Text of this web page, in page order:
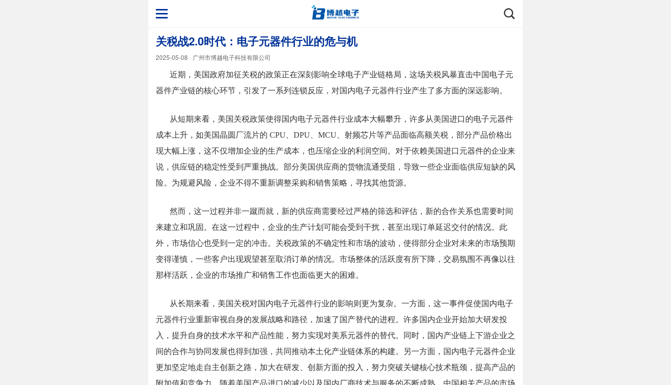
关税战2.0时代：电子元器件行业的危与机
2025-05-08 广州市博越电子科技有限公司
近期，美国政府加征关税的政策正在深刻影响全球电子产业链格局，这场关税风暴直击中国电子元
器件产业链的核心环节，引发了一系列连锁反应，对国内电子元器件行业产生了多方面的深远影响。
从短期来看，美国关税政策使得国内电子元器件行业成本大幅攀升，许多从美国进口的电子元器件
成本上升，如美国晶圆厂流片的 CPU、DPU、MCU、射频芯片等产品面临高额关税，部分产品价格出
现大幅上涨，这不仅增加企业的生产成本，也压缩企业的利润空间。对于依赖美国进口元器件的企业来
说，供应链的稳定性受到严重挑战。部分美国供应商的货物流通受阻，导致一些企业面临供应短缺的风
险。为规避风险，企业不得不重新调整采购和销售策略，寻找其他货源。
然而，这一过程并非一蹴而就，新的供应商需要经过严格的筛选和评估，新的合作关系也需要时间
来建立和巩固。在这一过程中，企业的生产计划可能会受到干扰，甚至出现订单延迟交付的情况。此
外，市场信心也受到一定的冲击。关税政策的不确定性和市场的波动，使得部分企业对未来的市场预期
变得谨慎，一些客户出现观望甚至取消订单的情况。市场整体的活跃度有所下降，交易氛围不再像以往
那样活跃，企业的市场推广和销售工作也面临更大的困难。
从长期来看，美国关税对国内电子元器件行业的影响则更为复杂。一方面，这一事件促使国内电子
元器件行业重新审视自身的发展战略和路径，加速了国产替代的进程。许多国内企业开始加大研发投
入，提升自身的技术水平和产品性能，努力实现对美系元器件的替代。同时，国内产业链上下游企业之
间的合作与协同发展也得到加强，共同推动本土化产业链体系的构建。另一方面，国内电子元器件企业
更加坚定地走自主创新之路，加大在研发、创新方面的投入，努力突破关键核心技术瓶颈，提高产品的
附加值和竞争力。随着美国产品进口的减少以及国内厂商技术与服务的不断成熟，中国相关产品的市场